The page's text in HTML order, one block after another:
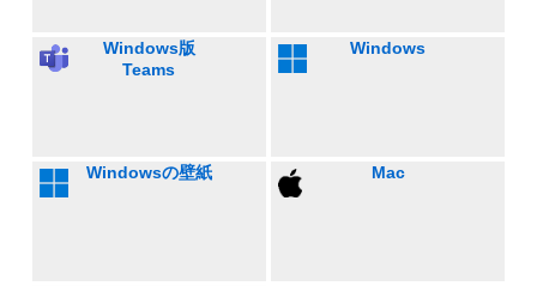
Windows版
Teams
Windows
Windowsの壁紙 Mac